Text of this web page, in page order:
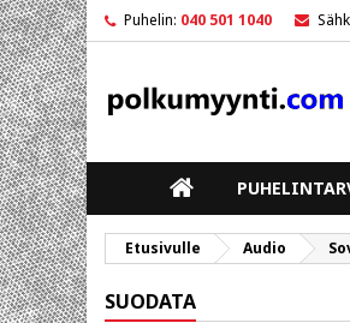
Puhelin: 040 501 1040
ETUSIVULLE
Etusivulle Audio
SUODATA